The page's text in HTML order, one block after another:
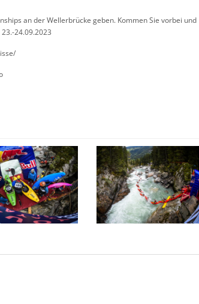
an der Wellerbrücke geben. Kommen Sie vorbei und
24.09.2023